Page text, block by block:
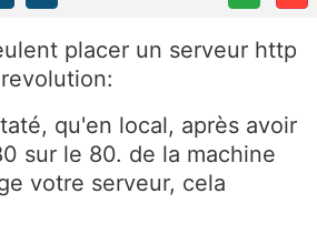
placer un serveur http
qu'en local, après avoir
sur le 80. de la machine
votre serveur, cela